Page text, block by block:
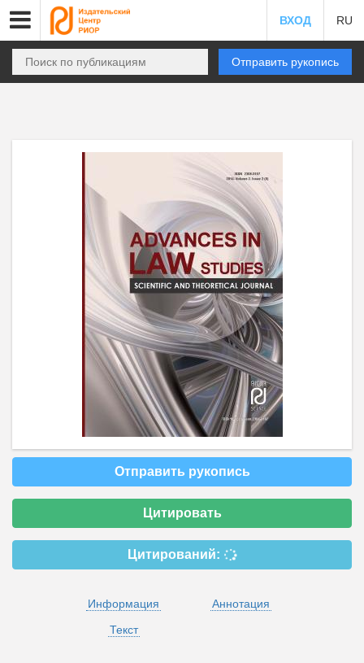
ВХОД RU
Отправить рукопись
Отправить рукопись
Цитировать
Цитирований:
Информация
Аннотация
Текст